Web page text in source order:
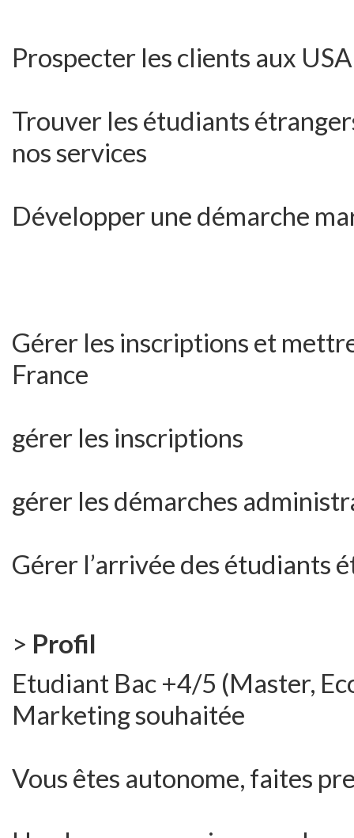
Prospecter les clients aux
Trouver les étudiants
nos services
Développer une démarche
Gérer les inscriptions et
France
gérer les inscriptions
gérer les démarches
Gérer l’arrivée des étudiants
> Profil
Etudiant Bac +4/5 (Master,
Marketing souhaitée
Vous êtes autonome, faites